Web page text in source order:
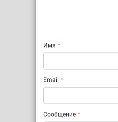
Имя
Email
Сообщение